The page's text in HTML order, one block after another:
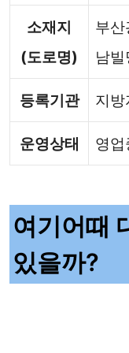
소재지
(도로명)
부
남
등록기관 지방
운영상태 영업
여기어때
있을까?